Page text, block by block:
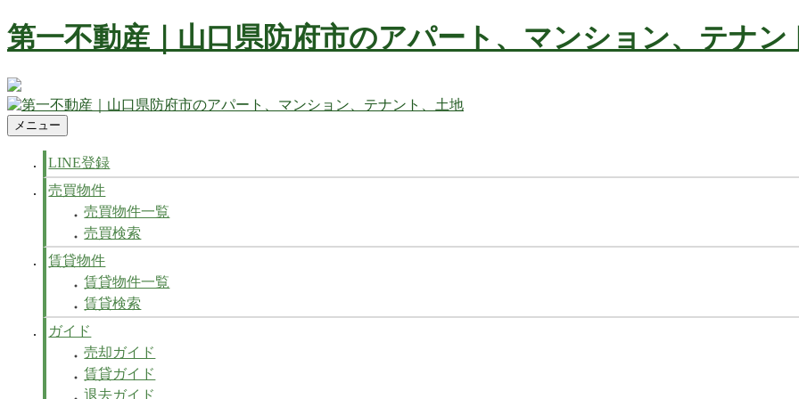
コ
ン
ン
ツ
へ
ス
第一不動産｜山口県防府市のアパート、マンション、テナン
防府市の不動産 賃貸、マンション、アパート、テナントなど不動産の事ならお任せ下さい
第一不動産｜山口県防府市のアパート、マンション、テナント、土地
防府市の不動産 賃貸、マンション、アパート、テナントなど不動産の事ならお任せ下さい
メニュー
LINE登録
売買物件
売買物件一覧
売買検索
賃貸物件
賃貸物件一覧
賃貸検索
ガイド
売却ガイド
賃貸ガイド
退去ガイド